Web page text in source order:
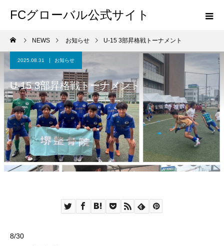
FCグローバル公式サイト
NEWS お知らせ U-15 3部昇格戦トーナメント
2025.08.31 お知らせ
U-15 3部昇格戦トーナメント
8/30